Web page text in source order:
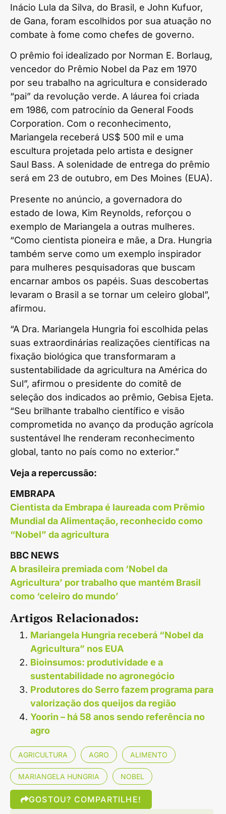
Inácio Lula da Silva, do Brasil, e John Kufuor,
de Gana, foram escolhidos por sua atuação no
combate à fome como chefes de governo.
O prêmio foi idealizado por Norman E. Borlaug,
vencedor do Prêmio Nobel da Paz em 1970
por seu trabalho na agricultura e considerado
“pai” da revolução verde. A láurea foi criada
em 1986, com patrocínio da General Foods
Corporation. Com o reconhecimento,
Mariangela receberá US$ 500 mil e uma
escultura projetada pelo artista e designer
Saul Bass. A solenidade de entrega do prêmio
será em 23 de outubro, em Des Moines (EUA).
Presente no anúncio, a governadora do
estado de Iowa, Kim Reynolds, reforçou o
exemplo de Mariangela a outras mulheres.
“Como cientista pioneira e mãe, a Dra. Hungria
também serve como um exemplo inspirador
para mulheres pesquisadoras que buscam
encarnar ambos os papéis. Suas descobertas
levaram o Brasil a se tornar um celeiro global”,
afirmou.
“A Dra. Mariangela Hungria foi escolhida pelas
suas extraordinárias realizações científicas na
fixação biológica que transformaram a
sustentabilidade da agricultura na América do
Sul”, afirmou o presidente do comitê de
seleção dos indicados ao prêmio, Gebisa Ejeta.
“Seu brilhante trabalho científico e visão
comprometida no avanço da produção agrícola
sustentável lhe renderam reconhecimento
global, tanto no país como no exterior.”
Veja a repercussão:
EMBRAPA
Cientista da Embrapa é laureada com Prêmio
Mundial da Alimentação, reconhecido como
“Nobel” da agricultura
BBC NEWS
A brasileira premiada com ‘Nobel da
Agricultura’ por trabalho que mantém Brasil
como ‘celeiro do mundo’
Artigos Relacionados:
Mariangela Hungria receberá “Nobel da
Agricultura” nos EUA
Bioinsumos: produtividade e a
sustentabilidade no agronegócio
Produtores do Serro fazem programa para
valorização dos queijos da região
Yoorin – há 58 anos sendo referência no
agro
AGRICULTURA AGRO ALIMENTO
MARIANGELA HUNGRIA NOBEL
GOSTOU? COMPARTILHE!